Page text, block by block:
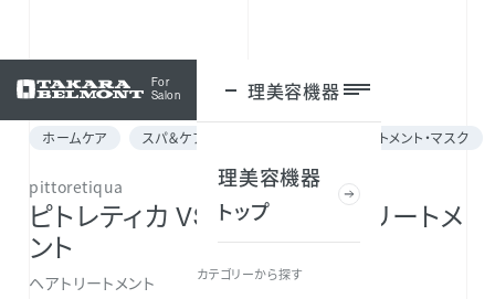
For
Salon
理美容機器
理美容機器
トップ
カテゴリーから探す
ログイン
ホームケア スパ＆ケア for メニュー ヘアトリートメント・マスク
pittoretiqua
ピトレティカ VS ペプアップ トリートメ
ント
ヘアトリートメント